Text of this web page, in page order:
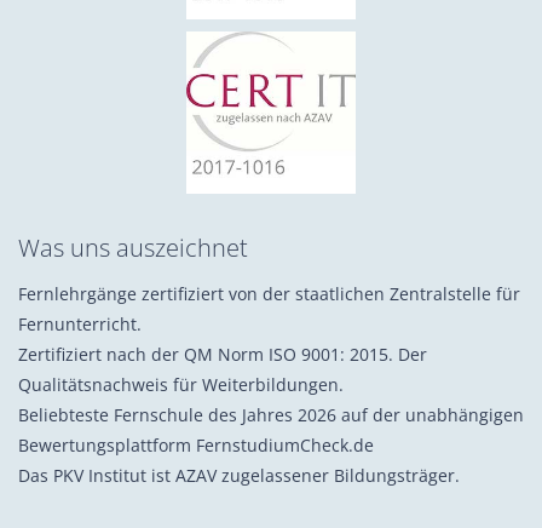
Was uns auszeichnet
Fernlehrgänge zertifiziert von der staatlichen Zentralstelle für
Fernunterricht.
Zertifiziert nach der QM Norm ISO 9001: 2015. Der
Qualitätsnachweis für Weiterbildungen.
Beliebteste Fernschule des Jahres 2026 auf der unabhängigen
Bewertungsplattform FernstudiumCheck.de
Das PKV Institut ist AZAV zugelassener Bildungsträger.